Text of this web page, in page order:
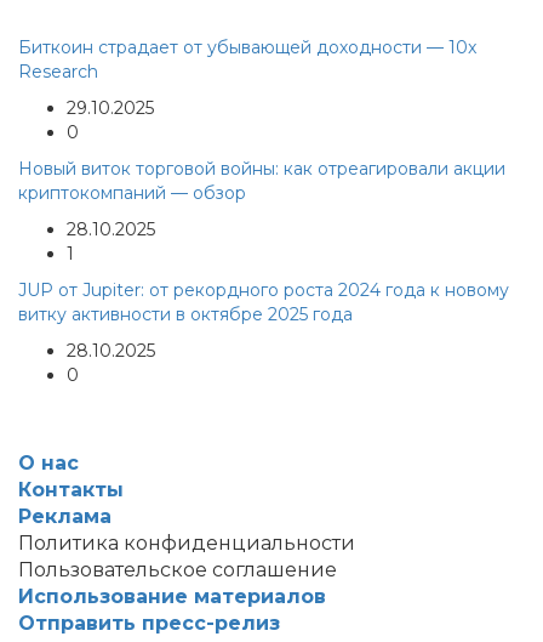
Биткоин страдает от убывающей доходности — 10x
Research
29.10.2025
0
Новый виток торговой войны: как отреагировали акции
криптокомпаний — обзор
28.10.2025
1
JUP от Jupiter: от рекордного роста 2024 года к новому
витку активности в октябре 2025 года
28.10.2025
0
О нас
Контакты
Реклама
Политика конфиденциальности
Пользовательское соглашение
Использование материалов
Отправить пресс-релиз